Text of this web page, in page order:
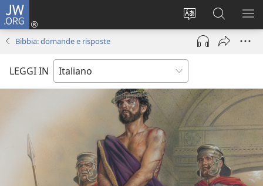
JW.ORG
Modificare
lingua
Accedi
(apre
nuova
finestra)
Cerca
in
JW.ORG
Bibbia: domande e risposte
LEGGI IN